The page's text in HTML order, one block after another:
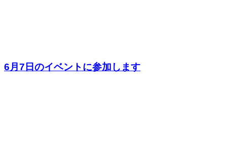
6月7日のイベントに参加します